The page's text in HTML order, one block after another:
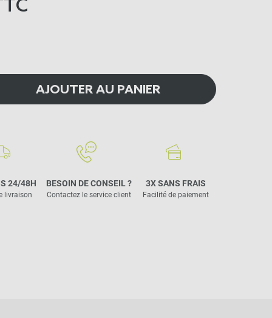
AJOUTER AU PANIER
24/48H
livraison
BESOIN DE CONSEIL ?
Contactez le service client
3X SANS FRAIS
Facilité de paiement